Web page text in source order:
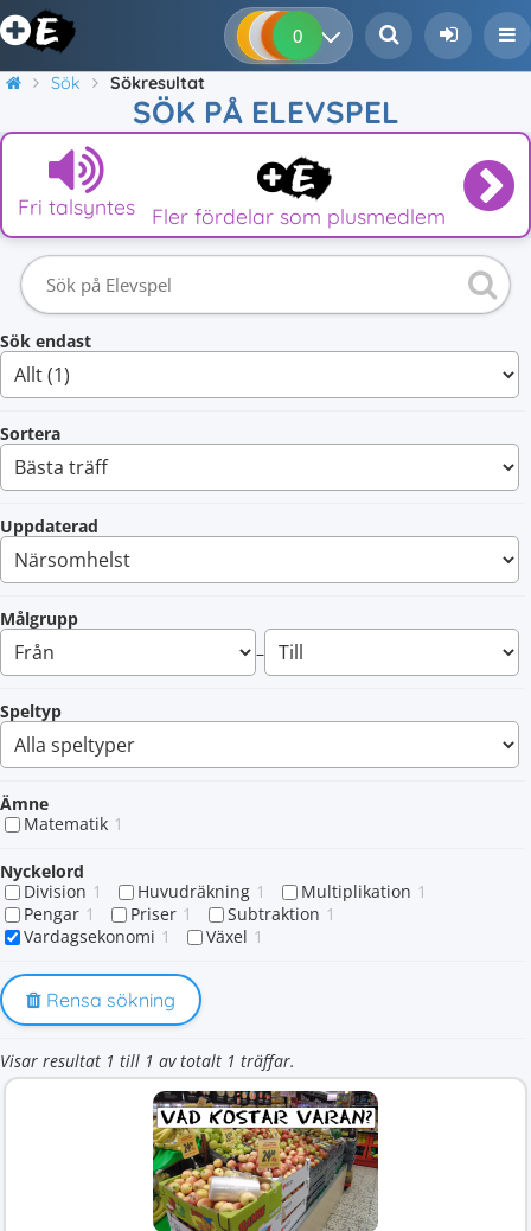
0 0 0
Sök Sökresultat
SÖK PÅ ELEVSPEL
Fri talsyntes Fler fördelar som plusmedlem
Sök endast
Sortera
Uppdaterad
Målgrupp
–
Speltyp
Ämne
Matematik 1
Nyckelord
Division 1 Huvudräkning 1 Multiplikation 1
Pengar 1 Priser 1 Subtraktion 1
Vardagsekonomi 1 Växel 1
Rensa sökning
Visar resultat 1 till 1 av totalt 1 träffar.